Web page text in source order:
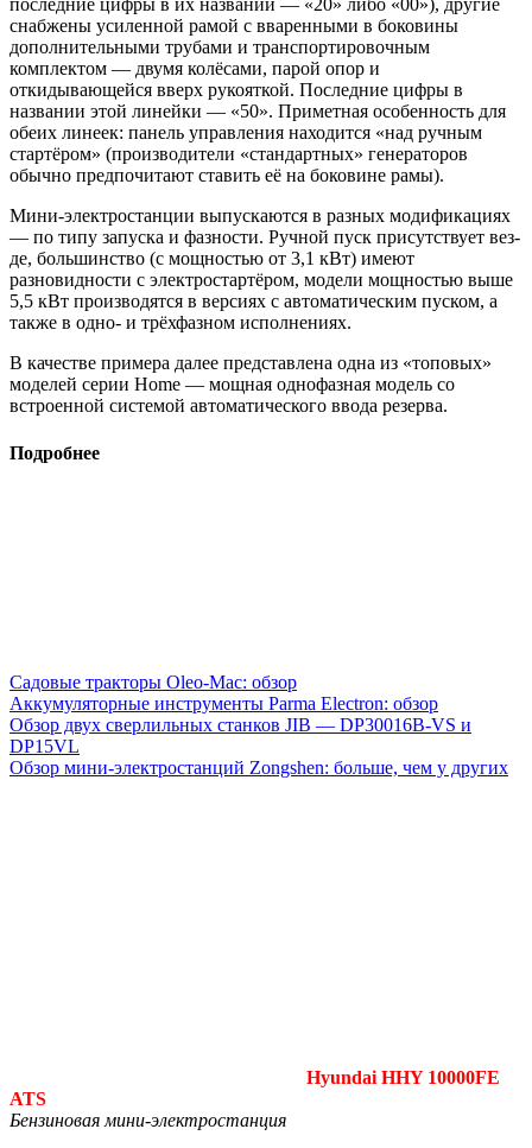
последние цифры в их названии — «20» либо «00»), другие
снабжены усиленной рамой с вваренными в боковины
дополнительными трубами и транспортировочным
комплектом — двумя колёсами, парой опор и
откидывающейся вверх рукояткой. Последние цифры в
названии этой линейки — «50». Приметная осо­бенность для
обеих линеек: панель управления находится «над руч­ным
стартёром» (производители «стандартных» генераторов
обычно предпочитают ставить её на боковине рамы).
Мини-электростанции выпускаются в разных модификаци­ях
— по типу запуска и фазности. Ручной пуск присутствует вез­
де, большинство (с мощностью от 3,1 кВт) имеют
разновидности с электростартёром, модели мощностью выше
5,5 кВт производятся в версиях с автоматическим пуском, а
также в одно- и трёхфазном исполнениях.
В качестве примера далее представлена одна из «топовых»
моделей серии Home — мощная однофазная модель со
встроенной системой автоматического ввода резерва.
Подробнее
Садовые тракторы Oleo-Mac: обзор
Аккумуляторные инструменты Parma Electron: обзор
Обзор двух сверлильных станков JIB — DP30016B-VS и
DP15VL
Обзор мини-электростанций Zongshen: больше, чем у других
Hyundai HHY 10000FE
ATS
Бензиновая мини-электростанция